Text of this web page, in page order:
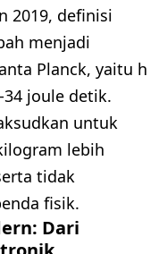
2019, definisi
menjadi
Planck, yaitu h
34 joule detik.
untuk
lebih
tidak
fisik.
Dari